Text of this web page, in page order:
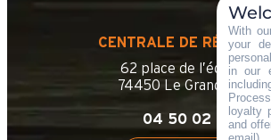
CENTRALE DE
62 place de l’église BP
74450 Le Grand-
04 50 02 78 06
With
your
in our
loyalty
and
email),